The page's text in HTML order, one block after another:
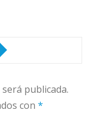
publicada.
con *